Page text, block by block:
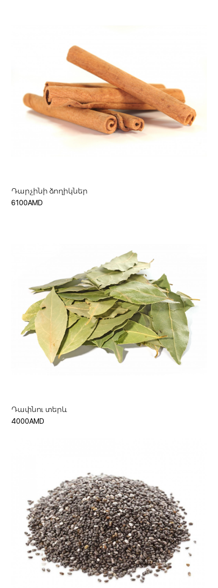
Դարչինի ձողիկներ
6100AMD
Ավելացնել զամբյուղ
Դափնու տերև
4000AMD
Ավելացնել զամբյուղ
Ավելացնել զամբյուղ